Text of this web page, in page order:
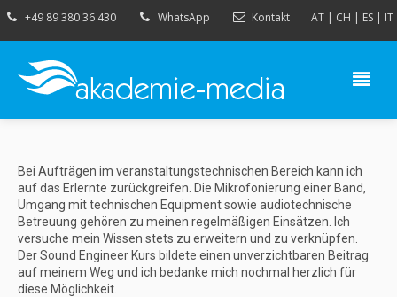
+49 89 380 36 430 WhatsApp Kontakt AT| CH | ES| IT
Bei Aufträgen im veranstaltungstechnischen Bereich kann ich
auf das Erlernte zurückgreifen. Die Mikrofonierung einer Band,
Umgang mit technischen Equipment sowie audiotechnische
Betreuung gehören zu meinen regelmäßigen Einsätzen. Ich
versuche mein Wissen stets zu erweitern und zu verknüpfen.
Der Sound Engineer Kurs bildete einen unverzichtbaren Beitrag
auf meinem Weg und ich bedanke mich nochmal herzlich für
diese Möglichkeit.